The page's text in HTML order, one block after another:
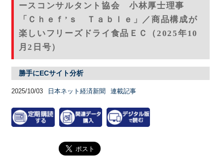
ースコンサルタント協会 小林厚士理事
「Ｃｈｅｆ’ｓ Ｔａｂｌｅ」／商品構成が
楽しいフリーズドライ食品ＥＣ（2025年10
月2日号）
勝手にECサイト分析
2025/10/03 日本ネット経済新聞 連載記事